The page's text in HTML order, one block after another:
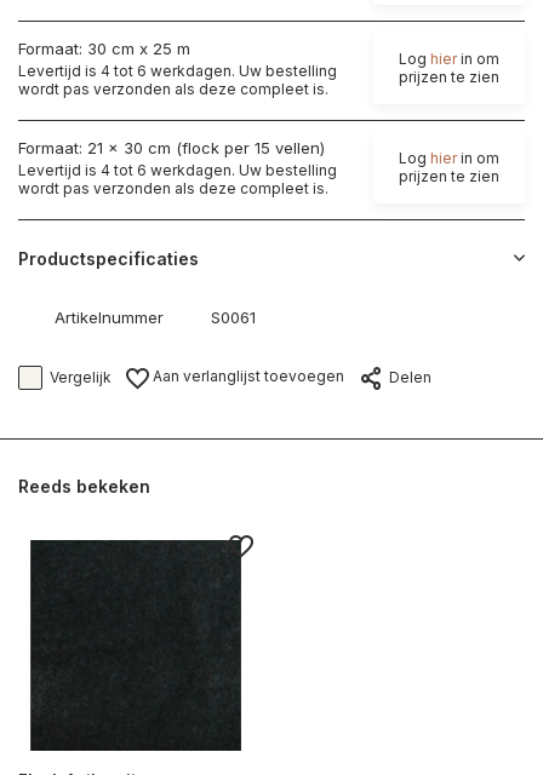
Formaat: 30 cm x 25 m
Levertijd is 4 tot 6 werkdagen. Uw bestelling
wordt pas verzonden als deze compleet is.
Log hierin om
prijzen te zien
Formaat: 21 x 30 cm (flock per 15 vellen)
Levertijd is 4 tot 6 werkdagen. Uw bestelling
wordt pas verzonden als deze compleet is.
Log hierin om
prijzen te zien
Productspecificaties
Artikelnummer S0061
Vergelijk Aan verlanglijst toevoegen Delen
Reeds bekeken